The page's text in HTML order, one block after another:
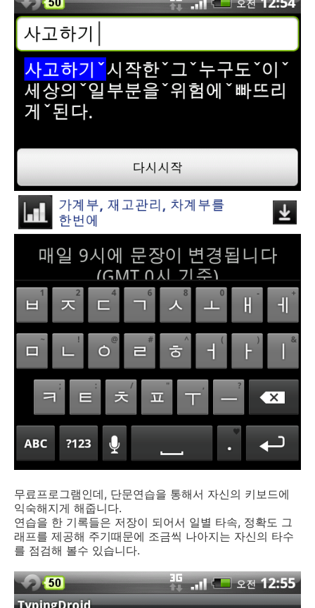
무료프로그램인데, 단문연습을 통해서 자신의 키보드에
익숙해지게 해줍니다.
연습을 한 기록들은 저장이 되어서 일별 타속, 정확도 그
래프를 제공해 주기때문에 조금씩 나아지는 자신의 타수
를 점검해 볼수 있습니다.